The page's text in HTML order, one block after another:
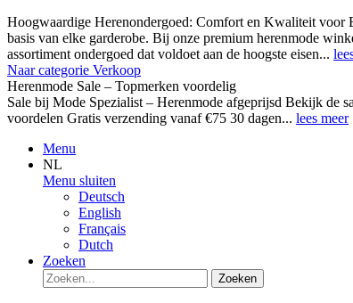
Hoogwaardige Herenondergoed: Comfort en Kwaliteit voor
basis van elke garderobe. Bij onze premium herenmode
assortiment ondergoed dat voldoet aan de hoogste eisen...
Naar categorie Verkoop
Herenmode Sale – Topmerken voordelig
Sale bij Mode Spezialist – Herenmode afgeprijsd Bekijk
voordelen Gratis verzending vanaf €75 30 dagen... lees meer
Menu
NL
Menu sluiten
Deutsch
English
Français
Dutch
Zoeken
Zoeken